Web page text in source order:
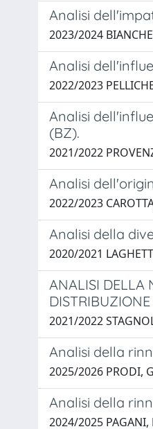
Analisi
2023/2024
Analisi
2022/2023
Analisi
(BZ).
2021/2022
Analisi
2022/2023
Analisi della
2020/2021
ANALISI DELLA
2021/2022
Analisi della
2025/2026 PRODI,
Analisi della
2024/2025 PAGANI,